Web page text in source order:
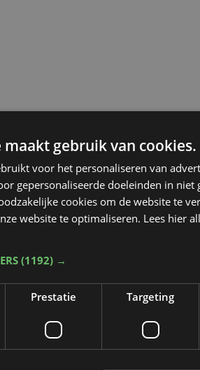
maakt gebruik van cookies.
voor het personaliseren van
gepersonaliseerde doeleinden in niet
cookies om de website te
website te optimaliseren. Lees hier
(1192) →
Prestatie Targeting